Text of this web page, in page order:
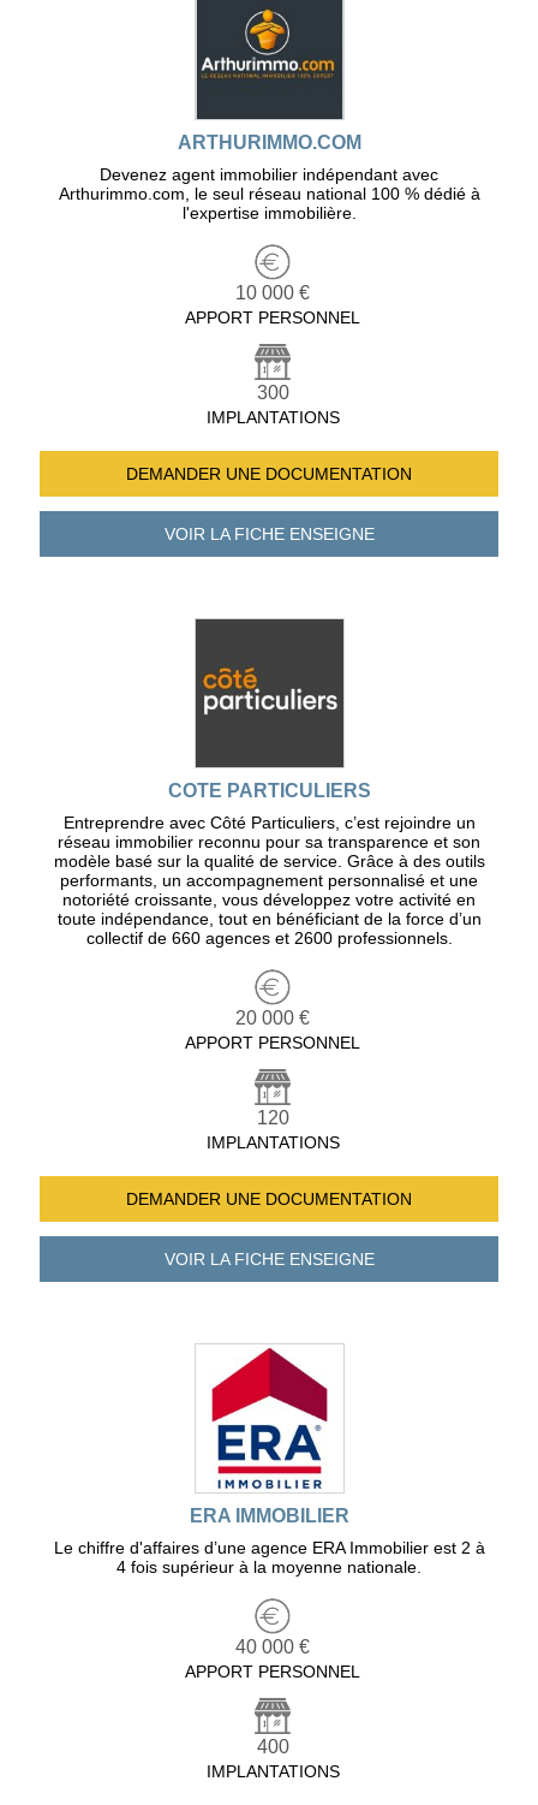
ARTHURIMMO.COM
Devenez agent immobilier indépendant avec
Arthurimmo.com, le seul réseau national 100 % dédié à
l'expertise immobilière.
10 000 €
APPORT PERSONNEL
300
IMPLANTATIONS
DEMANDER UNE DOCUMENTATION
VOIR LA FICHEENSEIGNE
COTE PARTICULIERS
Entreprendre avec Côté Particuliers, c’est rejoindre un
réseau immobilier reconnu pour sa transparence et son
modèle basé sur la qualité de service. Grâce à des outils
performants, un accompagnement personnalisé et une
notoriété croissante, vous développez votre activité en
toute indépendance, tout en bénéficiant de la force d’un
collectif de 660 agences et 2600 professionnels.
20 000 €
APPORT PERSONNEL
120
IMPLANTATIONS
DEMANDER UNE DOCUMENTATION
VOIR LA FICHEENSEIGNE
ERA IMMOBILIER
Le chiffre d'affaires d’une agence ERA Immobilier est 2 à
4 fois supérieur à la moyenne nationale.
40 000 €
APPORT PERSONNEL
400
IMPLANTATIONS